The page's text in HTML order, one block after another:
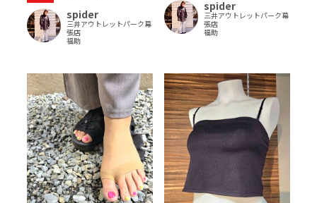
spider
三井アウトレットパーク幕
張店
福助
spider
三井アウトレットパーク幕
張店
福助